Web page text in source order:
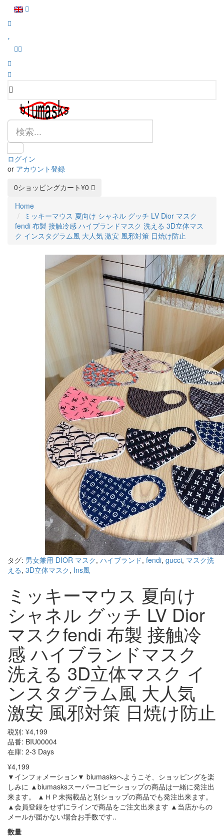
ログイン
or アカウント登録
0ショッピングカート¥0
Home
ミッキーマウス 夏向け シャネル グッチ LV Dior マスク
fendi 布製 接触冷感 ハイブランドマスク 洗える 3D立体マス
ク インスタグラム風 大人気 激安 風邪対策 日焼け防止
タグ: 男女兼用 DIOR マスク, ハイブランド, fendi, gucci, マスク洗
える, 3D立体マスク, Ins風
ミッキーマウス 夏向け
シャネル グッチ LV Dior
マスクfendi 布製 接触冷
感 ハイブランドマスク
洗える 3D立体マスク イ
ンスタグラム風 大人気
激安 風邪対策 日焼け防止
税別: ¥4,199
品番: BIU00004
在庫: 2-3 Days
¥4,199
▼インフォメーション▼ biumasksへようこそ、ショッピングを楽
しみに ▲biumasksスーパーコピーショップの商品は一緒に発注出
来ます。 ▲ＨＰ未掲載品と別ショップの商品でも発注出来ます。
▲会員登録をせずにラインで商品をご注文出来ます ▲当店からの
メールが届かない場合お手数です..
数量